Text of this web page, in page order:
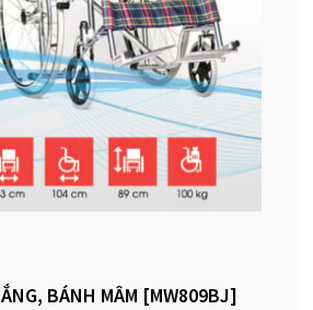
BÁNH MÂM [MW809BJ]